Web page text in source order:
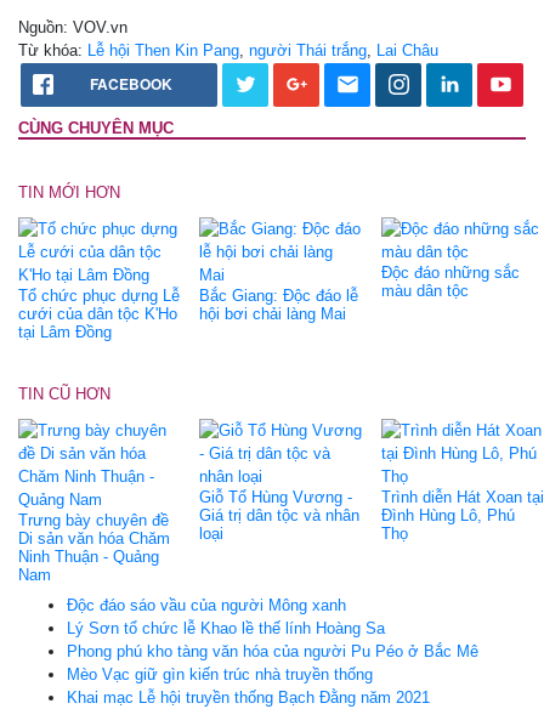
Nguồn: VOV.vn
Từ khóa: Lễ hội Then Kin Pang người Thái trắng Lai Châu
FACEBOOK
CÙNG CHUYÊN MỤC
TIN MỚI HƠN
Tổ chức phục dựng Lễ
cưới của dân tộc K'Ho
tại Lâm Đồng
Bắc Giang: Độc đáo lễ
hội bơi chải làng Mai
Độc đáo những sắc
màu dân tộc
TIN CŨ HƠN
Trưng bày chuyên đề
Di sản văn hóa Chăm
Ninh Thuận - Quảng
Nam
Giỗ Tổ Hùng Vương -
Giá trị dân tộc và nhân
loại
Trình diễn Hát Xoan tại
Đình Hùng Lô, Phú
Thọ
Ðộc đáo sáo vầu của người Mông xanh
Lý Sơn tổ chức lễ Khao lề thế lính Hoàng Sa
Phong phú kho tàng văn hóa của người Pu Péo ở Bắc Mê
Mèo Vạc giữ gìn kiến trúc nhà truyền thống
Khai mạc Lễ hội truyền thống Bạch Đằng năm 2021